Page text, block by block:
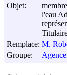
Objet:
l'eau
Titulaire
Remplace: M.
Groupe: